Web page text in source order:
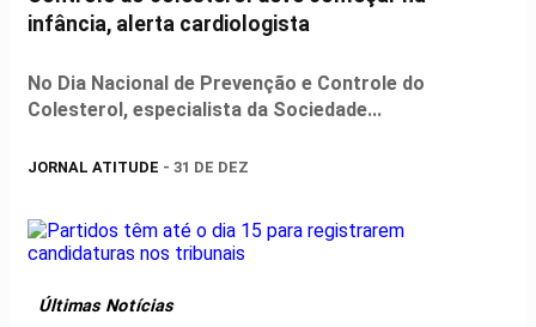
infância, alerta cardiologista
No Dia Nacional de Prevenção e Controle do
Colesterol, especialista da Sociedade...
JORNAL ATITUDE - 31 DE DEZ
Últimas Notícias